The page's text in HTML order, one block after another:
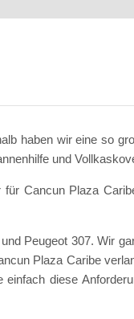
haben wir eine so
und
Cancun Plaza
Peugeot 307. Wir
Plaza Caribe
diese